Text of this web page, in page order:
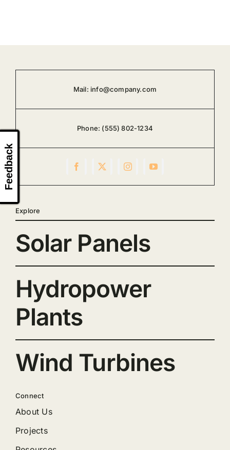
Mail: info@company.com
Phone: (555) 802-1234
Explore
Solar Panels
Hydropower
Plants
Wind Turbines
Connect
About Us
Projects
Feedback